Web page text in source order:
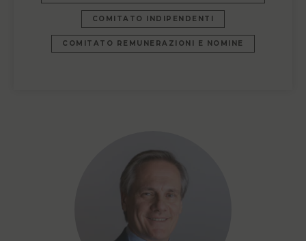
COMITATO INDIPENDENTI
COMITATO REMUNERAZIONI E NOMINE